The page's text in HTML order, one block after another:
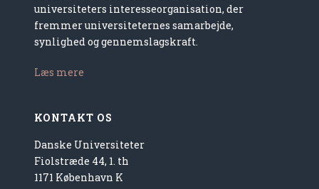
universiteters interesseorganisation, der
fremmer universiteternes samarbejde,
synlighed og gennemslagskraft.
Læs mere
KONTAKT OS
Danske Universiteter
Fiolstræde 44, 1. th
1171 København K